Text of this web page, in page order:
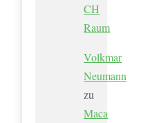
CH
Raum
Volkmar
Neumann
zu
Maca